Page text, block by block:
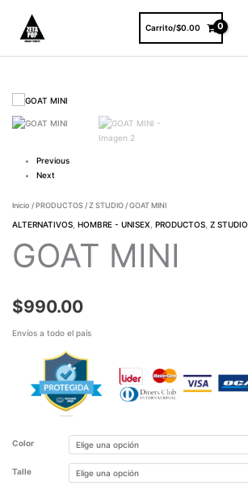
contenido
Carrito/$0.00
Previous
Next
Inicio / PRODUCTOS/Z STUDIO/ GOAT MINI
ALTERNATIVOS ,HOMBRE - UNISEX ,PRODUCTOS ,Z STUDIO
GOAT MINI
$990.00
Envíos a todo el país
Color
Talle
GOAT
MINI
cantidad